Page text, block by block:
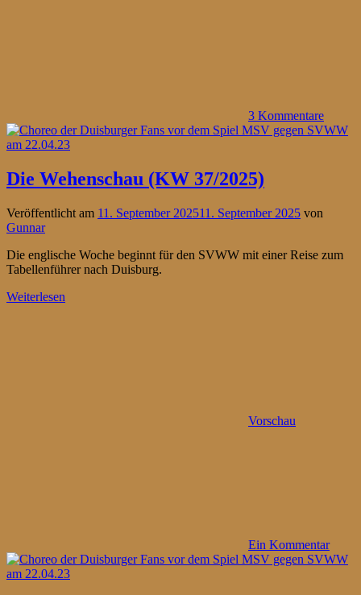
3 Kommentare
Die Wehenschau (KW 37/2025)
Veröffentlicht am 11. September 202511. September 2025 von
Gunnar
Die englische Woche beginnt für den SVWW mit einer Reise zum
Tabellenführer nach Duisburg.
Weiterlesen
Vorschau
Ein Kommentar